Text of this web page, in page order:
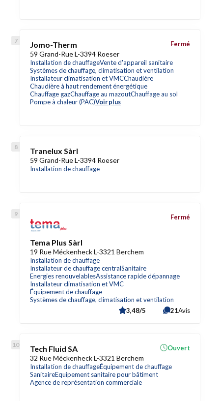
Jomo-Therm
59 Grand-Rue L-3394 Roeser
Installation de chauffageVente d'appareil sanitaire
Systèmes de chauffage, climatisation et ventilation
Installateur climatisation et VMCChaudière
Chaudière à haut rendement énergétique
Chauffage gazChauffage au mazoutChauffage au sol
Pompe à chaleur (PAC)Voir plus
Fermé
Tranelux Sàrl
59 Grand-Rue L-3394 Roeser
Installation de chauffage
Tema Plus Sàrl
19 Rue Méckenheck L-3321 Berchem
Installation de chauffage
Installateur de chauffage centralSanitaire
Energies renouvelablesAssistance rapide dépannage
Installateur climatisation et VMC
Équipement de chauffage
Systèmes de chauffage, climatisation et ventilation
Fermé
3,48/5 21Avis
Tech Fluid SA
32 Rue Méckenheck L-3321 Berchem
Installation de chauffageÉquipement de chauffage
SanitaireEquipement sanitaire pour bâtiment
Agence de représentation commerciale
Ouvert